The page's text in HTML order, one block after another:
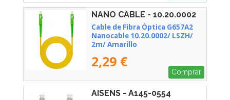
NANO CABLE - 10.20.0002
Cable de Fibra Óptica G657A2
Nanocable 10.20.0002/ LSZH/
2m/ Amarillo
2,29 €
Comprar
AISENS - A145-0554